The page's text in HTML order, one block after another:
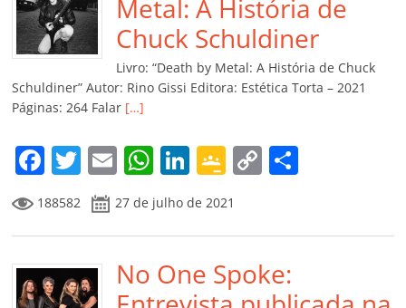
o
o
k
p
p
n Cl
a
ss
ro
m
n
k
til
h
ar
Metal: A História de
Chuck Schuldiner
Livro: “Death by Metal: A História de Chuck
Schuldiner” Autor: Rino Gissi Editora: Estética Torta – 2021
Páginas: 264 Falar […]
F
a
c
e
b
T
w
itt
er
E
m
ai
l
W
h
at
s
A
Li
n
k
e
dI
G
o
o
gl
e
C
y
Li
p
188582 27 de julho de 2021
No One Spoke: